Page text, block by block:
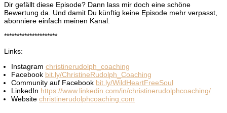
Dir gefällt diese Episode? Dann lass mir doch eine schöne
Bewertung da. Und damit Du künftig keine Episode mehr verpasst,
abonniere einfach meinen Kanal.
*********************
Links:
Instagram christinerudolph_coaching
Facebook bit.ly/ChristineRudolph_Coaching
Community auf Facebook bit.ly/WildHeartFreeSoul
LinkedIn https://www.linkedin.com/in/christinerudolphcoaching/
Website christinerudolphcoaching.com